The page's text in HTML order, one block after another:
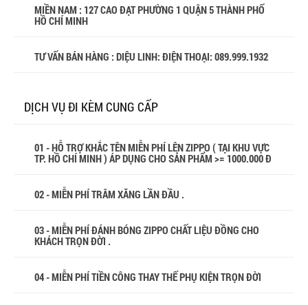
MIỀN NAM : 127 CAO ĐẠT PHƯỜNG 1 QUẬN 5 THÀNH PHỐ
HỒ CHÍ MINH
TƯ VẤN BÁN HÀNG : DIỆU LINH: ĐIỆN THOẠI: 089.999.1932
DỊCH VỤ ĐI KÈM CUNG CẤP
01 - HỖ TRỢ KHẮC TÊN MIỄN PHÍ LÊN ZIPPO ( TẠI KHU VỰC
TP. HỒ CHÍ MINH ) ÁP DỤNG CHO SẢN PHẨM >= 1000.000 Đ
02 - MIỄN PHÍ TRÂM XĂNG LẦN ĐẦU .
03 - MIỄN PHÍ ĐÁNH BÓNG ZIPPO CHẤT LIỆU ĐỒNG CHO
KHÁCH TRỌN ĐỜI .
04 - MIỄN PHÍ TIỀN CÔNG THAY THẾ PHỤ KIỆN TRỌN ĐỜI